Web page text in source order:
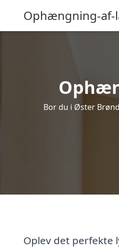
Ophængning-af-
Bor du i Øster
Oplev det perfekte